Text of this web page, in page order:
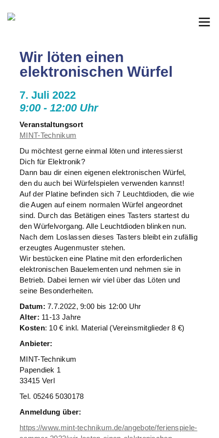
Wir löten einen
elektronischen Würfel
7. Juli 2022
9:00 - 12:00 Uhr
Veranstaltungsort
MINT-Technikum
Du möchtest gerne einmal löten und interessierst
Dich für Elektronik?
Dann bau dir einen eigenen elektronischen Würfel,
den du auch bei Würfelspielen verwenden kannst!
Auf der Platine befinden sich 7 Leuchtdioden, die wie
die Augen auf einem normalen Würfel angeordnet
sind. Durch das Betätigen eines Tasters startest du
den Würfelvorgang. Alle Leuchtdioden blinken nun.
Nach dem Loslassen dieses Tasters bleibt ein zufällig
erzeugtes Augenmuster stehen.
Wir bestücken eine Platine mit den erforderlichen
elektronischen Bauelementen und nehmen sie in
Betrieb. Dabei lernen wir viel über das Löten und
seine Besonderheiten.
Datum: 7.7.2022, 9:00 bis 12:00 Uhr
Alter: 11-13 Jahre
Kosten: 10 € inkl. Material (Vereinsmitglieder 8 €)
Anbieter:
MINT-Technikum
Papendiek 1
33415 Verl
Tel. 05246 5030178
Anmeldung über:
https://www.mint-technikum.de/angebote/ferienspiele-